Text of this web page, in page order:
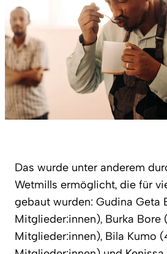
Das wurde unter anderem
Wetmills ermöglicht, die für
gebaut wurden: Gudina Geta
Mitglieder:innen), Burka Bore
Mitglieder:innen), Bila Kumo